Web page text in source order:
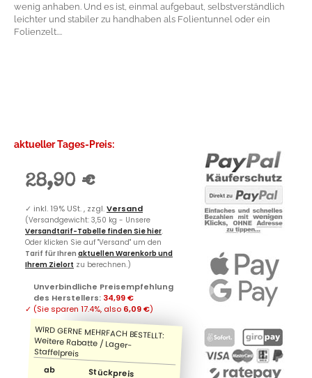
wenig anhaben. Und es ist, einmal aufgebaut, selbstverständlich
leichter und stabiler zu handhaben als Folientunnel oder ein
Folienzelt....
aktueller Tages-Preis:
28,90 €
✓ inkl. 19% USt. , zzgl.Versand
(Versandgewicht: 3,50 kg - Unsere
Versandtarif-Tabelle finden Sie hier.
Oder klicken Sie auf "Versand" um den
Tarif für Ihren aktuellen Warenkorb und
Ihrem Zielort zu berechnen.)
Unverbindliche Preisempfehlung
des Herstellers: 34,99 €
✓ (Sie sparen 17.4%, also 6,09 €)
ab Stückpreis